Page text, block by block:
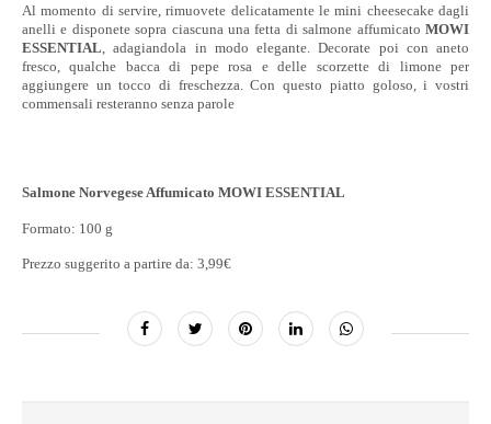
Al momento di servire, rimuovete delicatamente le mini cheesecake dagli
anelli e disponete sopra ciascuna una fetta di salmone affumicato MOWI
ESSENTIAL , adagiandola in modo elegante. Decorate poi con aneto
fresco, qualche bacca di pepe rosa e delle scorzette di limone per
aggiungere un tocco di freschezza. Con questo piatto goloso, i vostri
commensali resteranno senza parole
Salmone Norvegese Affumicato MOWI ESSENTIAL
Formato: 100 g
Prezzo suggerito a partire da: 3,99€